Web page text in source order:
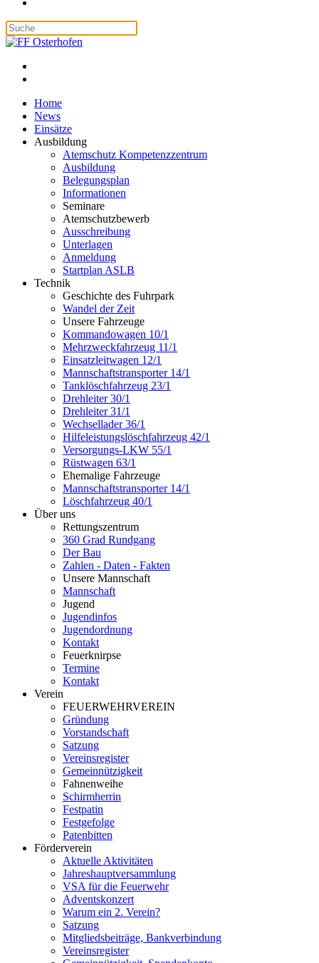
Home
News
Einsätze
Ausbildung
Atemschutz Kompetenzzentrum
Ausbildung
Belegungsplan
Informationen
Seminare
Atemschutzbewerb
Ausschreibung
Unterlagen
Anmeldung
Startplan ASLB
Technik
Geschichte des Fuhrpark
Wandel der Zeit
Unsere Fahrzeuge
Kommandowagen 10/1
Mehrzweckfahrzeug 11/1
Einsatzleitwagen 12/1
Mannschaftstransporter 14/1
Tanklöschfahrzeug 23/1
Drehleiter 30/1
Drehleiter 31/1
Wechsellader 36/1
Hilfeleistungslöschfahrzeug 42/1
Versorgungs-LKW 55/1
Rüstwagen 63/1
Ehemalige Fahrzeuge
Mannschaftstransporter 14/1
Löschfahrzeug 40/1
Über uns
Rettungszentrum
360 Grad Rundgang
Der Bau
Zahlen - Daten - Fakten
Unsere Mannschaft
Mannschaft
Jugend
Jugendinfos
Jugendordnung
Kontakt
Feuerknirpse
Termine
Kontakt
Verein
FEUERWEHRVEREIN
Gründung
Vorstandschaft
Satzung
Vereinsregister
Gemeinnützigkeit
Fahnenweihe
Schirmherrin
Festpatin
Festgefolge
Patenbitten
Förderverein
Aktuelle Aktivitäten
Jahreshauptversammlung
VSA für die Feuerwehr
Adventskonzert
Warum ein 2. Verein?
Satzung
Mitgliedsbeiträge, Bankverbindung
Vereinsregister